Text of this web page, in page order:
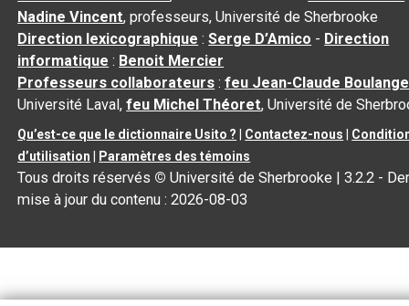
Nadine Vincent, professeurs, Université de Sherbrooke
Direction lexicographique :Serge D’Amico - Direction
informatique : Benoit Mercier
Professeurs collaborateurs :feu Jean-Claude
Université Laval,feu Michel Théoret, Université de
Qu’est-ce que le dictionnaire Usito ? Contactez-nous
d’utilisation
Paramètres des témoins
Tous droits réservés © Université de Sherbrooke |3.2.2 -
mise à jour du contenu :2026-08-03